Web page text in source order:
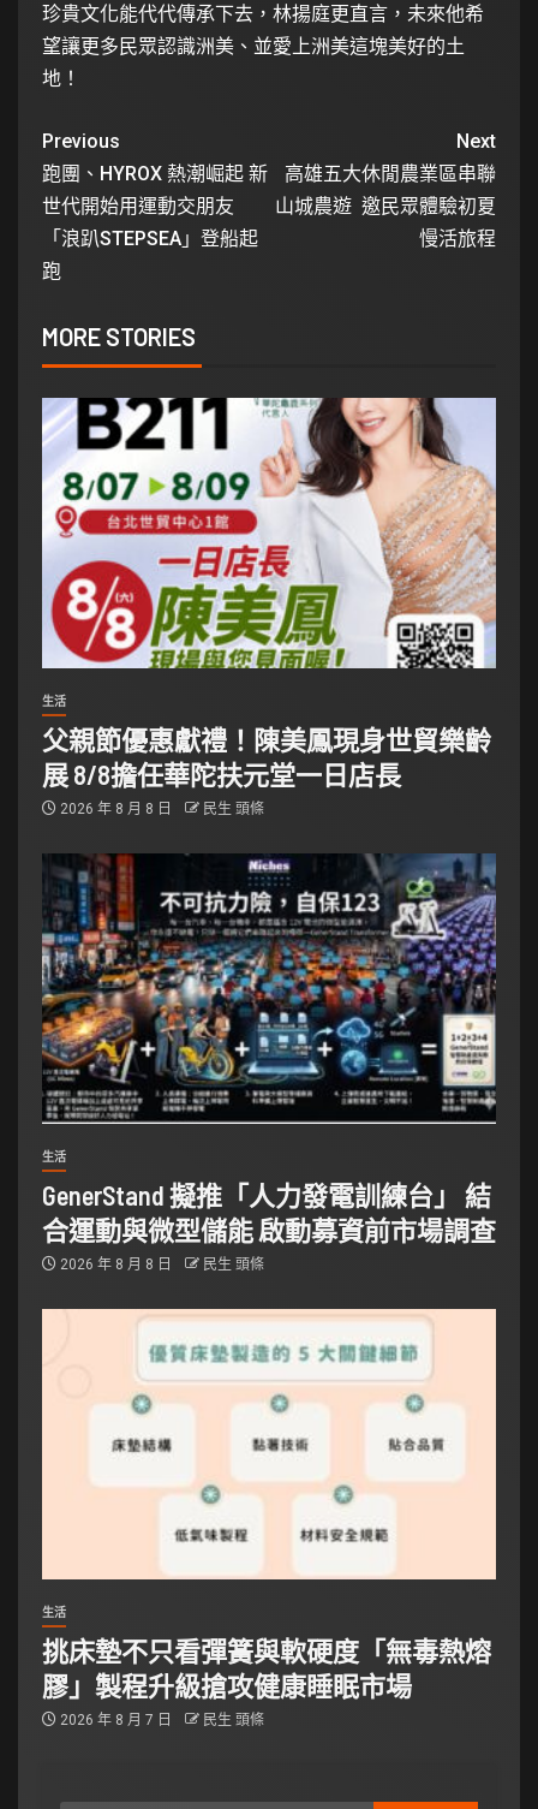
珍貴文化能代代傳承下去，林揚庭更直言，未來他希
望讓更多民眾認識洲美、並愛上洲美這塊美好的土
地！
Previous
跑團、HYROX 熱潮崛起 新
世代開始用運動交朋友
「浪趴STEPSEA」登船起
跑
Next
高雄五大休閒農業區串聯
山城農遊 邀民眾體驗初夏
慢活旅程
MORE STORIES
生活
父親節優惠獻禮！陳美鳳現身世貿樂齡
展 8/8擔任華陀扶元堂一日店長
2026 年 8 月 8 日 民生 頭條
生活
GenerStand 擬推「人力發電訓練台」 結
合運動與微型儲能 啟動募資前市場調查
2026 年 8 月 8 日 民生 頭條
生活
挑床墊不只看彈簧與軟硬度「無毒熱熔
膠」製程升級搶攻健康睡眠市場
2026 年 8 月 7 日 民生 頭條